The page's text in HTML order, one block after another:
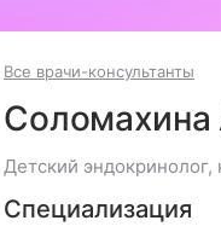
Все врачи-консультанты
Соломахина
Детский эндокринолог,
Специализация